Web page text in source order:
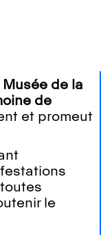
Musée de la
de
et promeut
le